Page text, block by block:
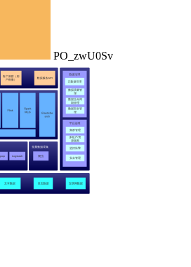
PO_zwU0Sv